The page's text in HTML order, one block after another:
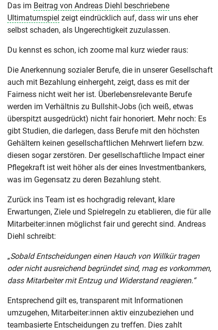
Das im Beitrag von Andreas Diehl beschriebene
Ultimatumspiel zeigt eindrücklich auf, dass wir uns eher
selbst schaden, als Ungerechtigkeit zuzulassen.
Du kennst es schon, ich zoome mal kurz wieder raus:
Die Anerkennung sozialer Berufe, die in unserer Gesellschaft
auch mit Bezahlung einhergeht, zeigt, dass es mit der
Fairness nicht weit her ist. Überlebensrelevante Berufe
werden im Verhältnis zu Bullshit-Jobs (ich weiß, etwas
überspitzt ausgedrückt) nicht fair honoriert. Mehr noch: Es
gibt Studien, die darlegen, dass Berufe mit den höchsten
Gehältern keinen gesellschaftlichen Mehrwert liefern bzw.
diesen sogar zerstören. Der gesellschaftliche Impact einer
Pflegekraft ist weit höher als der eines Investmentbankers,
was im Gegensatz zu deren Bezahlung steht.
Zurück ins Team ist es hochgradig relevant, klare
Erwartungen, Ziele und Spielregeln zu etablieren, die für alle
Mitarbeiter:innen möglichst fair und gerecht sind. Andreas
Diehl schreibt:
„Sobald Entscheidungen einen Hauch von Willkür tragen
oder nicht ausreichend begründet sind, mag es vorkommen,
dass Mitarbeiter mit Entzug und Widerstand reagieren.“
Entsprechend gilt es, transparent mit Informationen
umzugehen, Mitarbeiter:innen aktiv einzubeziehen und
teambasierte Entscheidungen zu treffen. Dies zahlt